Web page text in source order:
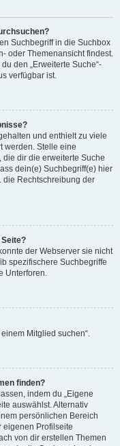
Suchbegriff in die Suchbox
oder Themenansicht findest.
den „Erweiterte Suche“-
verfügbar ist.
und enthielt zu viele
werden. Stelle eine
dir die erweiterte Suche
dein(e) Suchbegriff(e) hier
die Rechtschreibung der
der Webserver sie nicht
spezifischere Suchbegriffe
Unterforen.
Mitglied suchen“.
finden?
indem du „Eigene
auswählst. Alternativ
persönlichen Bereich
eigenen Profilseite
von dir erstellen Themen